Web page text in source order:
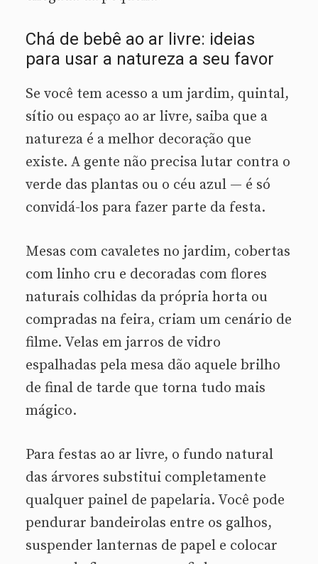
Chá de bebê ao ar livre: ideias
para usar a natureza a seu favor
Se você tem acesso a um jardim, quintal,
sítio ou espaço ao ar livre, saiba que a
natureza é a melhor decoração que
existe. A gente não precisa lutar contra o
verde das plantas ou o céu azul — é só
convidá-los para fazer parte da festa.
Mesas com cavaletes no jardim, cobertas
com linho cru e decoradas com flores
naturais colhidas da própria horta ou
compradas na feira, criam um cenário de
filme. Velas em jarros de vidro
espalhadas pela mesa dão aquele brilho
de final de tarde que torna tudo mais
mágico.
Para festas ao ar livre, o fundo natural
das árvores substitui completamente
qualquer painel de papelaria. Você pode
pendurar bandeirolas entre os galhos,
suspender lanternas de papel e colocar